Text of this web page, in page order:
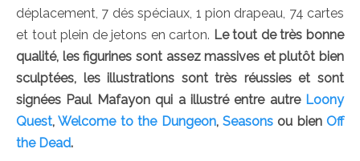
déplacement, 7 dés spéciaux, 1 pion drapeau, 74 cartes
et tout plein de jetons en carton. Le tout de très bonne
qualité, les figurines sont assez massives et plutôt bien
sculptées, les illustrations sont très réussies et sont
signées Paul Mafayon qui a illustré entre autre Loony
Quest,Welcome to the Dungeon, Seasonsou bienOff
the Dead.